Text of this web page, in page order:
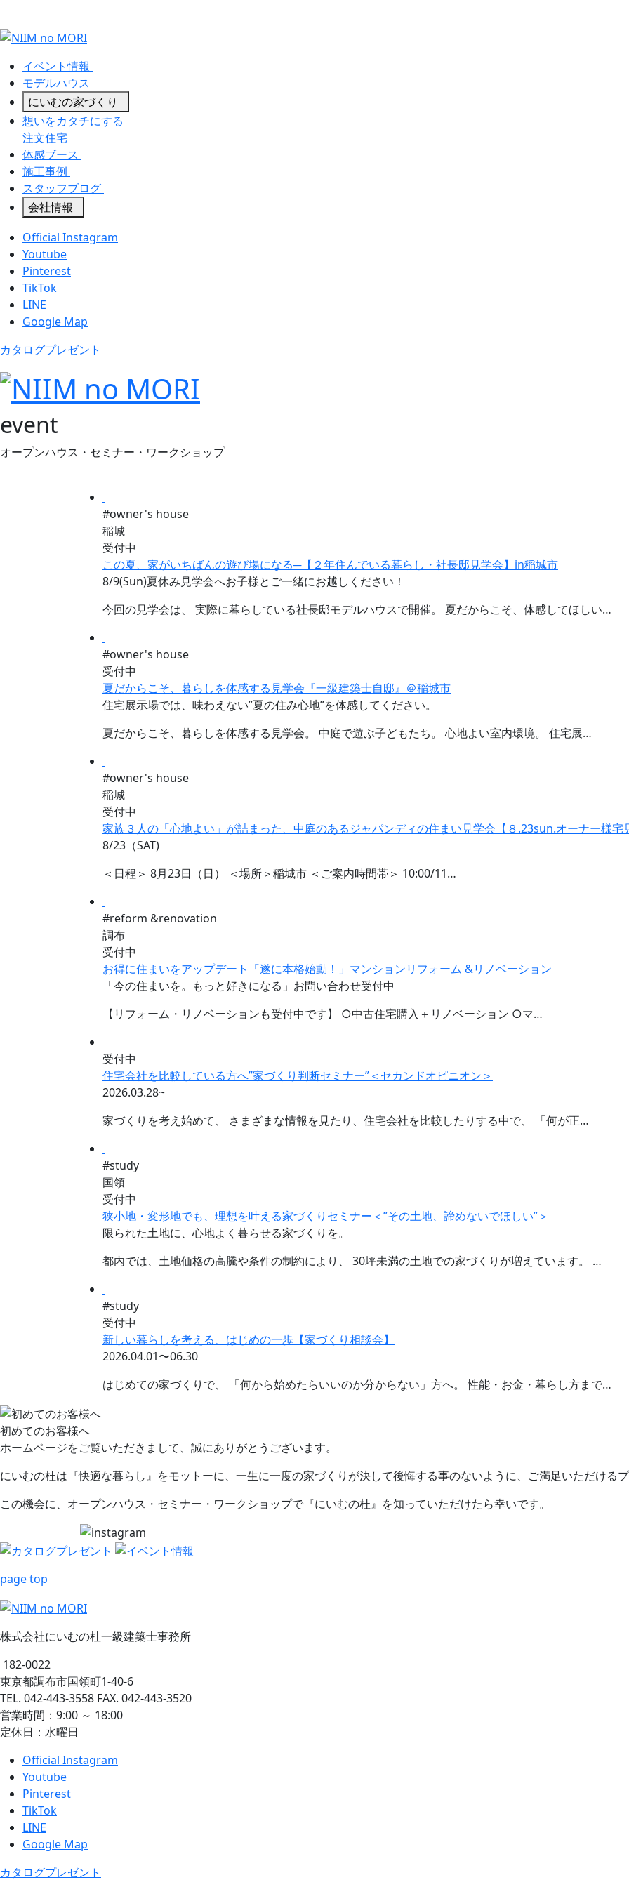
イベント情報
モデルハウス
にいむの家づくり
想いをカタチにする
注文住宅
体感ブース
施工事例
スタッフブログ
会社情報
Official Instagram
Youtube
Pinterest
TikTok
LINE
Google Map
カタログプレゼント
event
オープンハウス・セミナー・ワークショップ
#owner's house
稲城
受付中
この夏、家がいちばんの遊び場になる─【２年住んでいる暮らし・社長邸見学会】in稲城市
8/9(Sun)夏休み見学会へお子様とご一緒にお越しください！
今回の見学会は、 実際に暮らしている社長邸モデルハウスで開催。 夏だからこそ、体感してほしい…
#owner's house
受付中
夏だからこそ、暮らしを体感する見学会『一級建築士自邸』＠稲城市
住宅展示場では、味わえない”夏の住み心地”を体感してください。
夏だからこそ、暮らしを体感する見学会。 中庭で遊ぶ子どもたち。 心地よい室内環境。 住宅展…
#owner's house
稲城
受付中
家族３人の「心地よい」が詰まった、中庭のあるジャパンディの住まい見学会【８.23sun.オーナー様宅
8/23（SAT)
＜日程＞ 8月23日（日） ＜場所＞稲城市 ＜ご案内時間帯＞ 10:00/11…
#reform &renovation
調布
受付中
お得に住まいをアップデート「遂に本格始動！」マンションリフォーム &リノベーション
「今の住まいを。もっと好きになる」お問い合わせ受付中
【リフォーム・リノベーションも受付中です】 ○中古住宅購入＋リノベーション ○マ…
受付中
住宅会社を比較している方へ”家づくり判断セミナー”＜セカンドオピニオン＞
2026.03.28~
家づくりを考え始めて、 さまざまな情報を見たり、住宅会社を比較したりする中で、 「何が正…
#study
国領
受付中
狭小地・変形地でも、理想を叶える家づくりセミナー＜”その土地、諦めないでほしい”＞
限られた土地に、心地よく暮らせる家づくりを。
都内では、土地価格の高騰や条件の制約により、 30坪未満の土地での家づくりが増えています。 …
#study
受付中
新しい暮らしを考える、はじめの一歩【家づくり相談会】
2026.04.01〜06.30
はじめての家づくりで、 「何から始めたらいいのか分からない」方へ。 性能・お金・暮らし方まで…
初めてのお客様へ
ホームページをご覧いただきまして、誠にありがとうございます。
にいむの杜は『快適な暮らし』をモットーに、一生に一度の家づくりが決して後悔する事のないように、ご満足いただけるプ
この機会に、オープンハウス・セミナー・ワークショップで『にいむの杜』を知っていただけたら幸いです。
page top
株式会社にいむの杜一級建築士事務所
182-0022
東京都調布市国領町1-40-6
TEL. 042-443-3558 FAX. 042-443-3520
営業時間：9:00 ～ 18:00
定休日：水曜日
Official Instagram
Youtube
Pinterest
TikTok
LINE
Google Map
カタログプレゼント